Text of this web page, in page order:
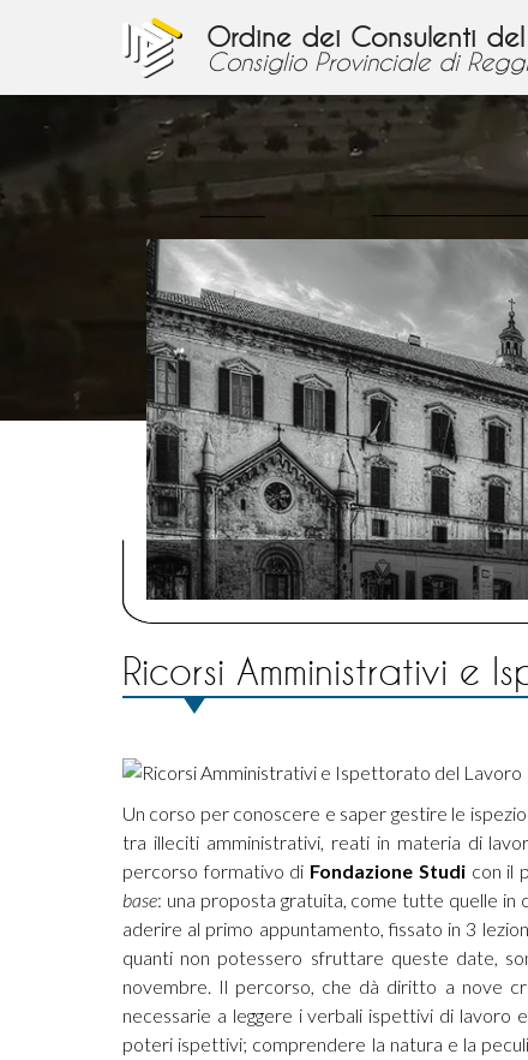
Ordine dei Consulenti
Consiglio Provinciale di
Ricorsi Amministrativi e
Un corso per conoscere e saper gestire le
tra illeciti amministrativi, reati in materia di
percorso formativo di Fondazione Studicon il
base: una proposta gratuita, come tutte quelle in
aderire al primo appuntamento, fissato in 3
quanti non potessero sfruttare queste date,
novembre. Il percorso, che dà diritto a nove
necessarie a leggere i verbali ispettivi di lavoro
poteri ispettivi; comprendere la natura e la